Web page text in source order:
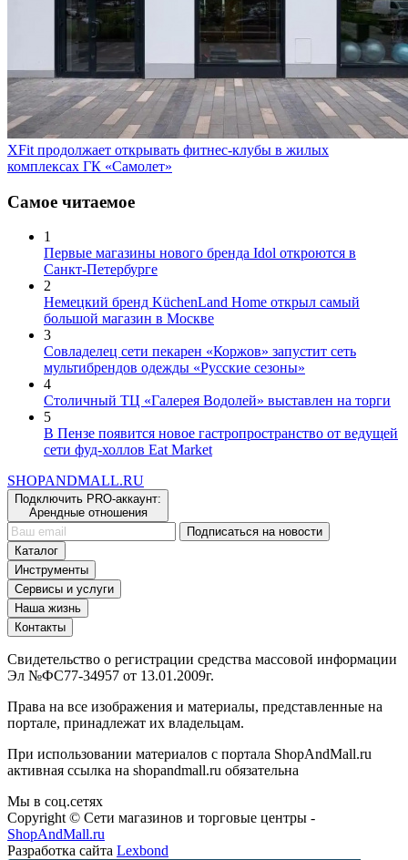
XFit продолжает открывать фитнес-клубы в жилых
комплексах ГК «Самолет»
Самое читаемое
1
Первые магазины нового бренда Idol откроются в
Санкт-Петербурге
2
Немецкий бренд KüchenLand Home открыл самый
большой магазин в Москве
3
Совладелец сети пекарен «Коржов» запустит сеть
мультибрендов одежды «Русские сезоны»
4
Столичный ТЦ «Галерея Водолей» выставлен на торги
5
В Пензе появится новое гастропространство от ведущей
сети фуд-холлов Eat Market
SHOPANDMALL.RU
Подключить PRO-аккаунт:
Арендные отношения
Подписаться на новости
Каталог
Инструменты
Сервисы и услуги
Наша жизнь
Контакты
Свидетельство о регистрации средства массовой информации
Эл №ФС77-34957 от 13.01.2009г.
Права на все изображения и материалы, представленные на
портале, принадлежат их владельцам.
При использовании материалов с портала ShopAndMall.ru
активная ссылка на shopandmall.ru обязательна
Мы в соц.сетях
Copyright © Сети магазинов и торговые центры -
ShopAndMall.ru
Разработка сайта Lexbond